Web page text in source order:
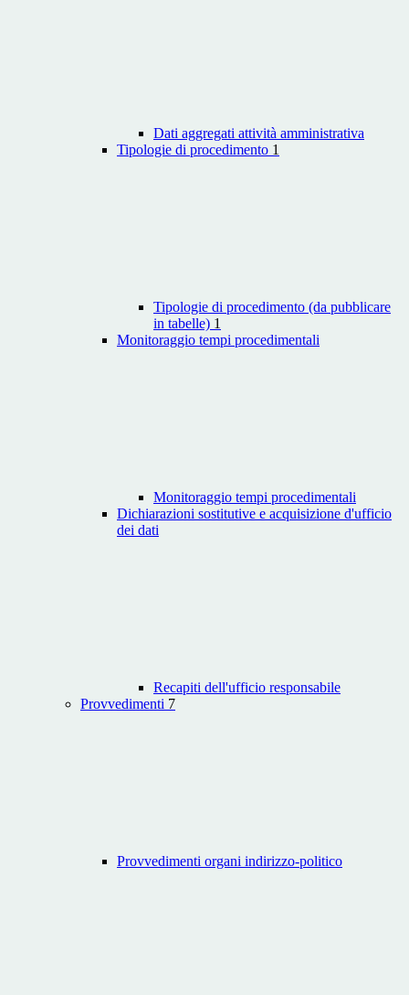
Dati aggregati attività amministrativa
Tipologie di procedimento 1
Tipologie di procedimento (da pubblicare
in tabelle) 1
Monitoraggio tempi procedimentali
Monitoraggio tempi procedimentali
Dichiarazioni sostitutive e acquisizione d'ufficio
dei dati
Recapiti dell'ufficio responsabile
Provvedimenti 7
Provvedimenti organi indirizzo-politico